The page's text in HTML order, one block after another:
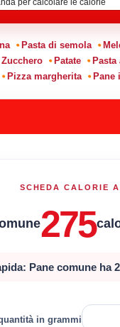
Pasta di semola
Zucchero Patate Pasta
Pizza margherita Pane
SCHEDA CALORIE
275
Pane comune ha
in grammi